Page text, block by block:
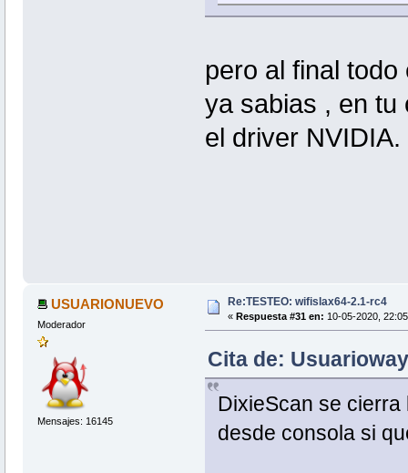
pero al final
ya sabias , en tu
el driver NVIDIA.
USUARIONUEVO
Moderador
Mensajes: 16145
Re:TESTEO: wifislax64-2.1-rc4
« Respuesta #31 en: 10-05-2020,
Cita de:
DixieScan se
desde consola si